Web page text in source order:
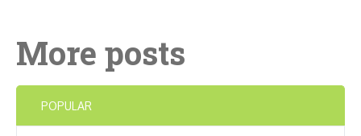
More posts
POPULAR